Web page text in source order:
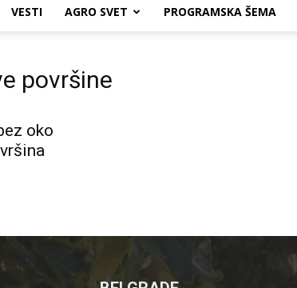
VESTI AGRO SVET PROGRAMSKA ŠEMA
površine
oko